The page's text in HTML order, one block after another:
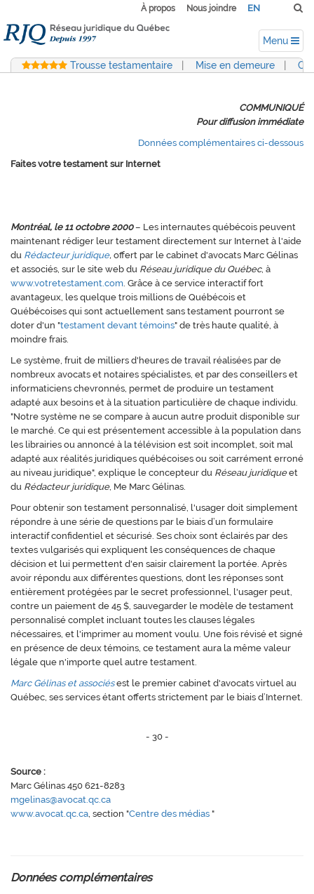
À propos Nous joindre EN
Menu
Trousse testamentaire Mise en demeure
COMMUNIQUÉ
Pour diffusion immédiate
Données complémentaires ci-dessous
Faites votre testament sur Internet
Montréal, le 11 octobre 2000– Les internautes québécois peuvent
maintenant rédiger leur testament directement sur Internet à l'aide
du Rédacteur juridique, offert par le cabinet d'avocats Marc Gélinas
et associés, sur le site web du Réseau juridique du Québec, à
www.votretestament.com. Grâce à ce service interactif fort
avantageux, les quelque trois millions de Québécois et
Québécoises qui sont actuellement sans testament pourront se
doter d'un "testament devant témoins" de très haute qualité, à
moindre frais.
Le système, fruit de milliers d'heures de travail réalisées par de
nombreux avocats et notaires spécialistes, et par des conseillers et
informaticiens chevronnés, permet de produire un testament
adapté aux besoins et à la situation particulière de chaque individu.
"Notre système ne se compare à aucun autre produit disponible sur
le marché. Ce qui est présentement accessible à la population dans
les librairies ou annoncé à la télévision est soit incomplet, soit mal
adapté aux réalités juridiques québécoises ou soit carrément erroné
au niveau juridique", explique le concepteur du Réseau juridiqueet
du Rédacteur juridique, Me Marc Gélinas.
Pour obtenir son testament personnalisé, l'usager doit simplement
répondre à une série de questions par le biais d’un formulaire
interactif confidentiel et sécurisé. Ses choix sont éclairés par des
textes vulgarisés qui expliquent les conséquences de chaque
décision et lui permettent d'en saisir clairement la portée. Après
avoir répondu aux différentes questions, dont les réponses sont
entièrement protégées par le secret professionnel, l'usager peut,
contre un paiement de 45 $, sauvegarder le modèle de testament
personnalisé complet incluant toutes les clauses légales
nécessaires, et l'imprimer au moment voulu. Une fois révisé et signé
en présence de deux témoins, ce testament aura la même valeur
légale que n'importe quel autre testament.
Marc Gélinas et associésest le premier cabinet d'avocats virtuel au
Québec, ses services étant offerts strictement par le biais d’Internet.
- 30 -
Source :
Marc Gélinas 450 621-8283
mgelinas@avocat.qc.ca
www.avocat.qc.ca, section "Centre des médias "
Données complémentaires